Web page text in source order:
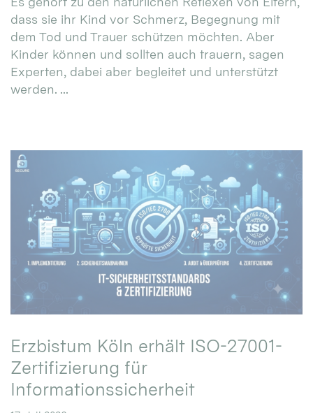
dass sie ihr Kind vor Schmerz, Begegnung mit
dem Tod und Trauer schützen möchten. Aber
Kinder können und sollten auch trauern, sagen
Experten, dabei aber begleitet und unterstützt
werden. ...
Erzbistum Köln erhält ISO-27001-
Zertifizierung für
Informationssicherheit